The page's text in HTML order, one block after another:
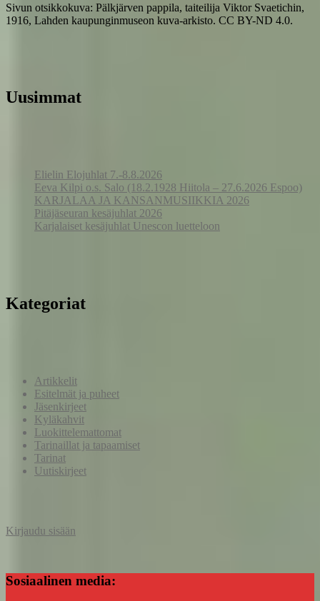
Sivun otsikkokuva: Pälkjärven pappila, taiteilija Viktor Svaetichin,
1916, Lahden kaupunginmuseon kuva-arkisto. CC BY-ND 4.0.
Uusimmat
Elielin Elojuhlat 7.-8.8.2026
Eeva Kilpi o.s. Salo (18.2.1928 Hiitola – 27.6.2026 Espoo)
KARJALAA JA KANSANMUSIIKKIA 2026
Pitäjäseuran kesäjuhlat 2026
Karjalaiset kesäjuhlat Unescon luetteloon
Kategoriat
Artikkelit
Esitelmät ja puheet
Jäsenkirjeet
Kyläkahvit
Luokittelemattomat
Tarinaillat ja tapaamiset
Tarinat
Uutiskirjeet
Kirjaudu sisään
Sosiaalinen media: